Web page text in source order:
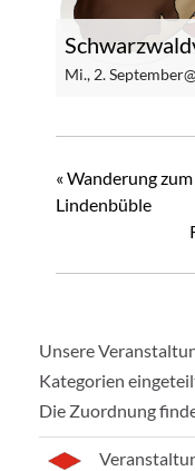
Mi., 2.
« Wanderung
Lindenbüble
Unsere
Kategorien
Die Zuordnung